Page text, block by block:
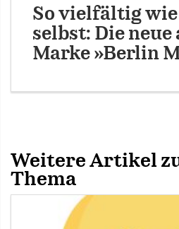
So vielfältig
selbst: Die
Marke »Berlin
Weitere Artikel
Thema